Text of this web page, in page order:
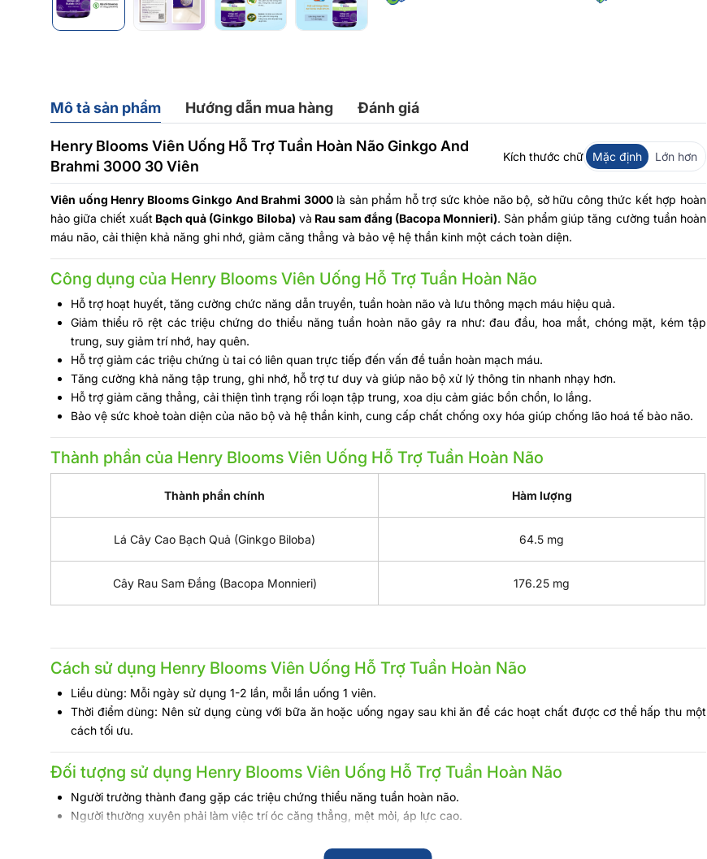
Mô tả sản phẩm Hướng dẫn mua hàng Đánh giá
Henry Blooms Viên Uống Hỗ Trợ Tuần Hoàn Não Ginkgo And
Brahmi 3000 30 Viên
Kích thước chữ Mặc định Lớn hơn
Viên uống Henry Blooms Ginkgo And Brahmi 3000là sản phẩm hỗ trợ sức khỏe não bộ, sở hữu công thức kết hợp hoàn
hảo giữa chiết xuất Bạch quả (Ginkgo Biloba) và Rau sam đắng (Bacopa Monnieri). Sản phẩm giúp tăng cường tuần hoàn
máu não, cải thiện khả năng ghi nhớ, giảm căng thẳng và bảo vệ hệ thần kinh một cách toàn diện.
Công dụng của Henry Blooms Viên Uống Hỗ Trợ Tuần Hoàn Não
Hỗ trợ hoạt huyết, tăng cường chức năng dẫn truyền, tuần hoàn não và lưu thông mạch máu hiệu quả.
Giảm thiểu rõ rệt các triệu chứng do thiểu năng tuần hoàn não gây ra như: đau đầu, hoa mắt, chóng mặt, kém tập
trung, suy giảm trí nhớ, hay quên.
Hỗ trợ giảm các triệu chứng ù tai có liên quan trực tiếp đến vấn đề tuần hoàn mạch máu.
Tăng cường khả năng tập trung, ghi nhớ, hỗ trợ tư duy và giúp não bộ xử lý thông tin nhanh nhạy hơn.
Hỗ trợ giảm căng thẳng, cải thiện tình trạng rối loạn tập trung, xoa dịu cảm giác bồn chồn, lo lắng.
Bảo vệ sức khoẻ toàn diện của não bộ và hệ thần kinh, cung cấp chất chống oxy hóa giúp chống lão hoá tế bào não.
Thành phần của Henry Blooms Viên Uống Hỗ Trợ Tuần Hoàn Não
Thành phần chính Hàm lượng
Lá Cây Cao Bạch Quả (Ginkgo Biloba) 64.5 mg
Cây Rau Sam Đắng (Bacopa Monnieri) 176.25 mg
Cách sử dụng Henry Blooms Viên Uống Hỗ Trợ Tuần Hoàn Não
Liều dùng: Mỗi ngày sử dụng 1-2 lần, mỗi lần uống 1 viên.
Thời điểm dùng: Nên sử dụng cùng với bữa ăn hoặc uống ngay sau khi ăn để các hoạt chất được cơ thể hấp thu một
cách tối ưu.
Đối tượng sử dụng Henry Blooms Viên Uống Hỗ Trợ Tuần Hoàn Não
Người trưởng thành đang gặp các triệu chứng thiểu năng tuần hoàn não.
Người thường xuyên phải làm việc trí óc căng thẳng, mệt mỏi, áp lực cao.
Người lớn tuổi bắt đầu có dấu hiệu bị suy giảm trí nhớ, lú lẫn.